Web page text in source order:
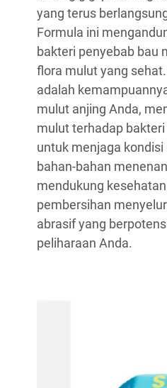
yang terus
Formula ini
bakteri penyebab bau
flora mulut yang
adalah
mulut anjing Anda,
mulut terhadap
untuk menjaga
bahan-bahan
mendukung
pembersihan
abrasif yang
peliharaan Anda.